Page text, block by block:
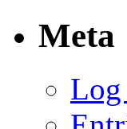
Meta